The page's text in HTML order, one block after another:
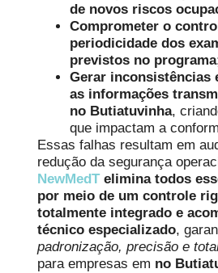
de novos riscos
Comprometer o
periodicidade dos
previstos no
Gerar inconsistências
as informações
no Butiatuvinha,
que impactam a
Essas falhas resultam em
redução da segurança
NewMedTelimina todos
por meio de um controle
totalmente integrado e
técnico especializado,
padronização, precisão e
para empresas em no